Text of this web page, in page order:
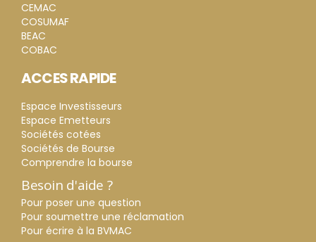
CEMAC
COSUMAF
BEAC
COBAC
ACCES RAPIDE
Espace Investisseurs
Espace Emetteurs
Sociétés cotées
Sociétés de Bourse
Comprendre la bourse
Besoin d'aide ?
Pour poser une question
Pour soumettre une réclamation
Pour écrire à la BVMAC